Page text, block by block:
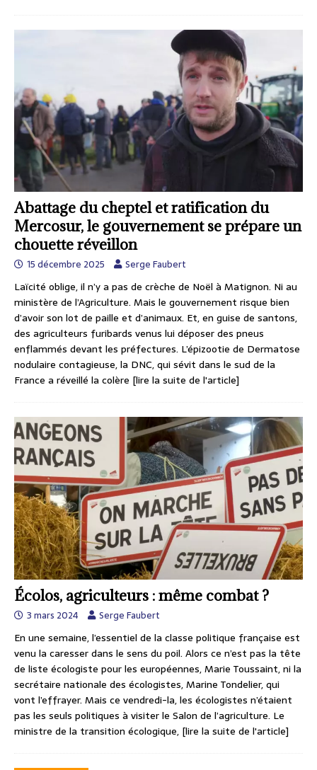
Abattage du cheptel et ratification du
Mercosur, le gouvernement se prépare un
chouette réveillon
15 décembre 2025 Serge Faubert
Laïcité oblige, il n’y a pas de crèche de Noël à Matignon. Ni au
ministère de l’Agriculture. Mais le gouvernement risque bien
d’avoir son lot de paille et d’animaux. Et, en guise de santons,
des agriculteurs furibards venus lui déposer des pneus
enflammés devant les préfectures. L’épizootie de Dermatose
nodulaire contagieuse, la DNC, qui sévit dans le sud de la
France a réveillé la colère [lire la suite de l'article]
Écolos, agriculteurs : même combat ?
3 mars 2024 Serge Faubert
En une semaine, l’essentiel de la classe politique française est
venu la caresser dans le sens du poil. Alors ce n’est pas la tête
de liste écologiste pour les européennes, Marie Toussaint, ni la
secrétaire nationale des écologistes, Marine Tondelier, qui
vont l’effrayer. Mais ce vendredi-la, les écologistes n’étaient
pas les seuls politiques à visiter le Salon de l’agriculture. Le
ministre de la transition écologique, [lire la suite de l'article]